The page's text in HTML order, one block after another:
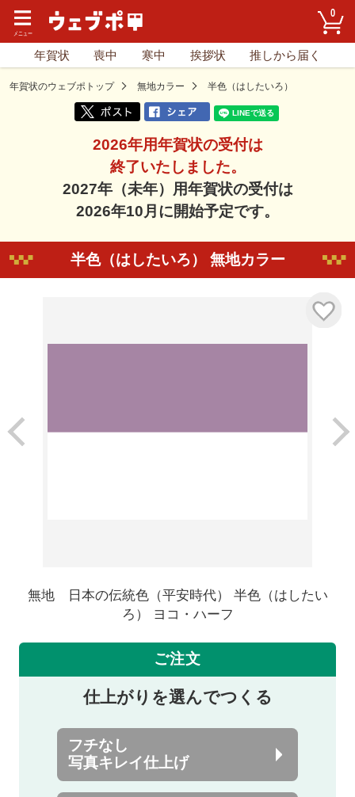
0
年賀状 喪中 寒中 挨拶状 推しから届く
年賀状のウェブポトップ 無地カラー 半色（はしたいろ）
2026年用年賀状の受付は
終了いたしました。
2027年（未年）用年賀状の受付は
2026年10月に開始予定です。
半色（はしたいろ） 無地カラー
無地 日本の伝統色（平安時代） 半色（はしたい
ろ） ヨコ・ハーフ
ご注文
仕上がりを選んでつくる
フチなし
写真キレイ仕上げ